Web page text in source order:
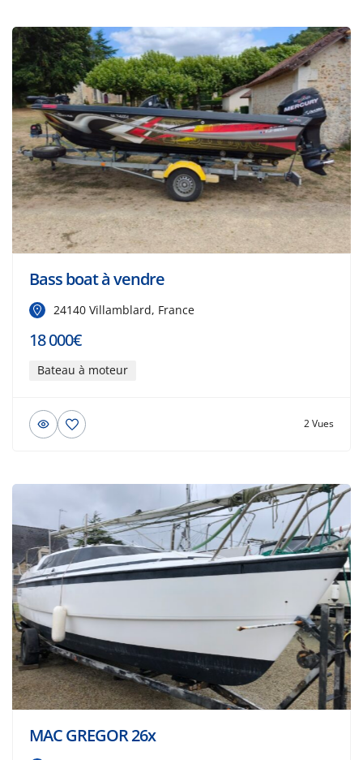
Bass boat à vendre
24140 Villamblard, France
18 000€
Bateau à moteur
2 Vues
MAC GREGOR 26x